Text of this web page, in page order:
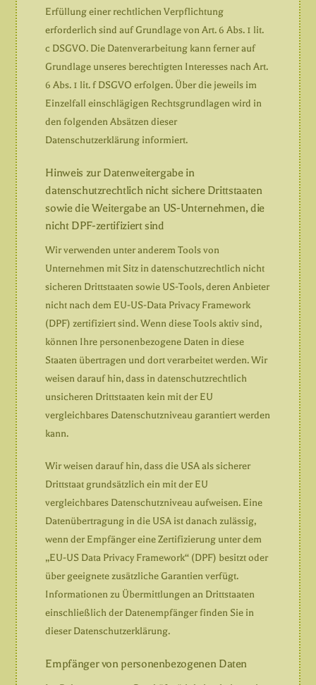
Erfüllung einer rechtlichen Verpflichtung
erforderlich sind auf Grundlage von Art. 6 Abs. 1 lit.
c DSGVO. Die Datenverarbeitung kann ferner auf
Grundlage unseres berechtigten Interesses nach Art.
6 Abs. 1 lit. f DSGVO erfolgen. Über die jeweils im
Einzelfall einschlägigen Rechtsgrundlagen wird in
den folgenden Absätzen dieser
Datenschutzerklärung informiert.
Hinweis zur Datenweitergabe in
datenschutzrechtlich nicht sichere Drittstaaten
sowie die Weitergabe an US-Unternehmen, die
nicht DPF-zertifiziert sind
Wir verwenden unter anderem Tools von
Unternehmen mit Sitz in datenschutzrechtlich nicht
sicheren Drittstaaten sowie US-Tools, deren Anbieter
nicht nach dem EU-US-Data Privacy Framework
(DPF) zertifiziert sind. Wenn diese Tools aktiv sind,
können Ihre personenbezogene Daten in diese
Staaten übertragen und dort verarbeitet werden. Wir
weisen darauf hin, dass in datenschutzrechtlich
unsicheren Drittstaaten kein mit der EU
vergleichbares Datenschutzniveau garantiert werden
kann.
Wir weisen darauf hin, dass die USA als sicherer
Drittstaat grundsätzlich ein mit der EU
vergleichbares Datenschutzniveau aufweisen. Eine
Datenübertragung in die USA ist danach zulässig,
wenn der Empfänger eine Zertifizierung unter dem
„EU-US Data Privacy Framework“ (DPF) besitzt oder
über geeignete zusätzliche Garantien verfügt.
Informationen zu Übermittlungen an Drittstaaten
einschließlich der Datenempfänger finden Sie in
dieser Datenschutzerklärung.
Empfänger von personenbezogenen Daten